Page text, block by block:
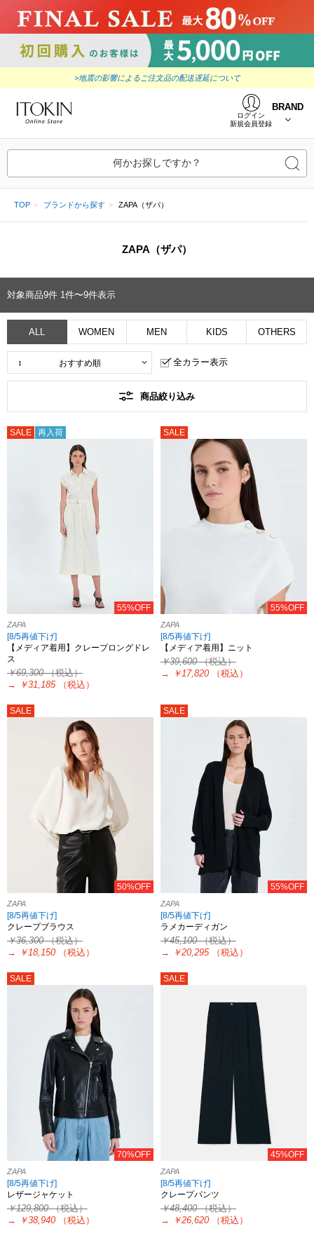
>地震の影響によるご注文品の配送遅延について
ログイン
新規会員登録
BRAND
何かお探しですか？
TOP ブランドから探す ZAPA（ザパ）
ZAPA（ザパ）
対象商品9件 1件〜9件表示
ALL WOMEN MEN KIDS OTHERS
全カラー表示
商品絞り込み
SALE 再入荷
55%OFF
ZAPA
[8/5再値下げ]
【メディア着用】クレープロングドレ
ス
￥69,300（税込）
→
￥31,185 （税込）
SALE
55%OFF
ZAPA
[8/5再値下げ]
【メディア着用】ニット
￥39,600（税込）
→
￥17,820 （税込）
SALE
50%OFF
ZAPA
[8/5再値下げ]
クレープブラウス
￥36,300（税込）
→
￥18,150 （税込）
SALE
55%OFF
ZAPA
[8/5再値下げ]
ラメカーディガン
￥45,100（税込）
→
￥20,295 （税込）
SALE
70%OFF
ZAPA
[8/5再値下げ]
レザージャケット
￥129,800（税込）
→
￥38,940 （税込）
SALE
45%OFF
ZAPA
[8/5再値下げ]
クレープパンツ
￥48,400（税込）
→
￥26,620 （税込）